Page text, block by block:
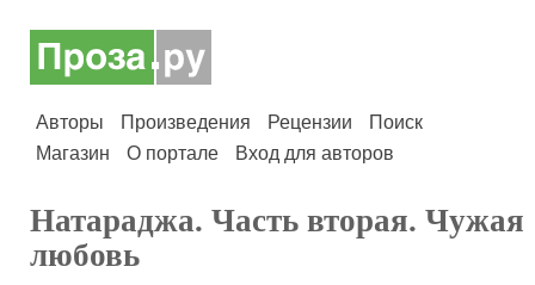
Авторы Произведения Рецензии
Поиск
Магазин
О портале Вход для авторов
Натараджа. Часть вторая. Чужая
любовь